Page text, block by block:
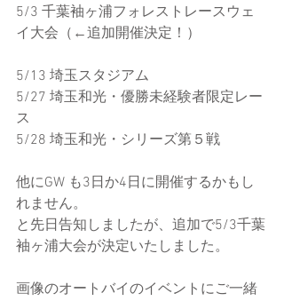
5/3 千葉袖ヶ浦フォレストレースウェ
イ大会（←追加開催決定！）
5/13 埼玉スタジアム
5/27 埼玉和光・優勝未経験者限定レー
ス
5/28 埼玉和光・シリーズ第５戦
他にGW も3日か4日に開催するかもし
れません。
と先日告知しましたが、追加で5/3千葉
袖ヶ浦大会が決定いたしました。
画像のオートバイのイベントにご一緒